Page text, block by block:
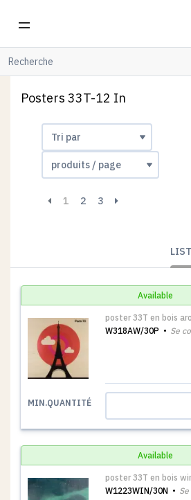
Posters 33T-12 In
1 2 3
Available
poster 33T en bois
W318AW/30P
Se
MIN.QUANTITÉ
Available
poster 33T en bois
W1223WIN/30N